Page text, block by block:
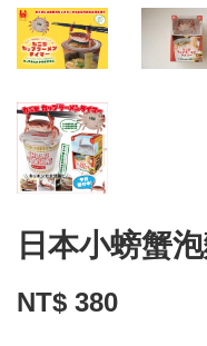
日本小螃蟹
NT$ 380